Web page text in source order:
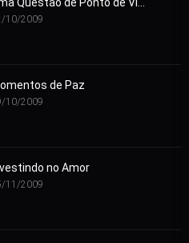
10/2009
de Paz
10/2009
no Amor
11/2009